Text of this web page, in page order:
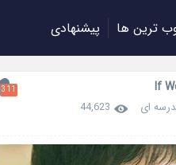
ترین ها پیشنهادی
311
ای
44,623